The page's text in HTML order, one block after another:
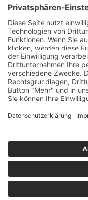
Equibalance
Natürliches
Magen
114,90 €
Inhalatorverleih
Vertrag widerrufen